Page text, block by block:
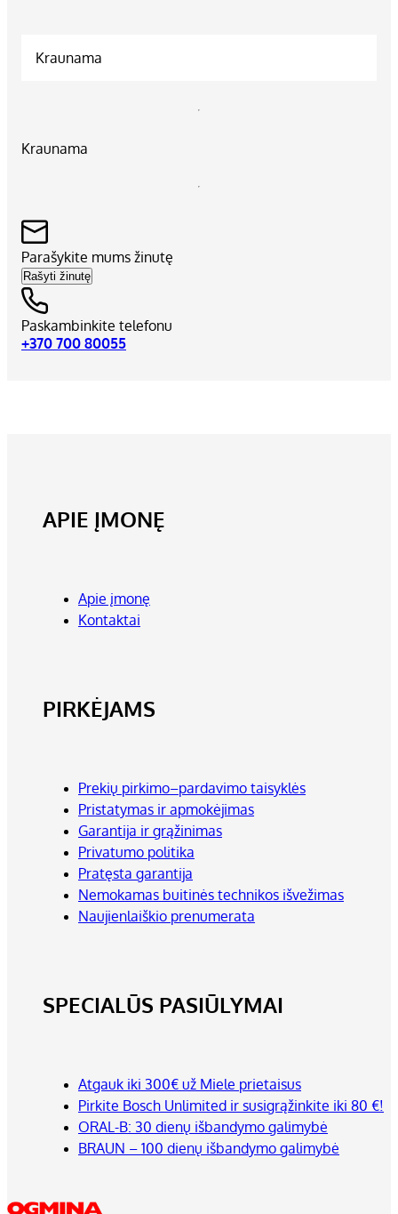
Kraunama
Kraunama
Parašykite mums žinutę
Rašyti žinutę
Paskambinkite telefonu
+370 700 80055
APIE ĮMONĘ
Apie įmonę
Kontaktai
PIRKĖJAMS
Prekių pirkimo–pardavimo taisyklės
Pristatymas ir apmokėjimas
Garantija ir grąžinimas
Privatumo politika
Pratęsta garantija
Nemokamas buitinės technikos išvežimas
Naujienlaiškio prenumerata
SPECIALŪS PASIŪLYMAI
Atgauk iki 300€ už Miele prietaisus
Pirkite Bosch Unlimited ir susigrąžinkite iki 80 €!
ORAL-B: 30 dienų išbandymo galimybė
BRAUN – 100 dienų išbandymo galimybė